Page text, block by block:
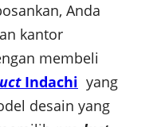
Anda
kantor
membeli
Indachi yang
desain yang